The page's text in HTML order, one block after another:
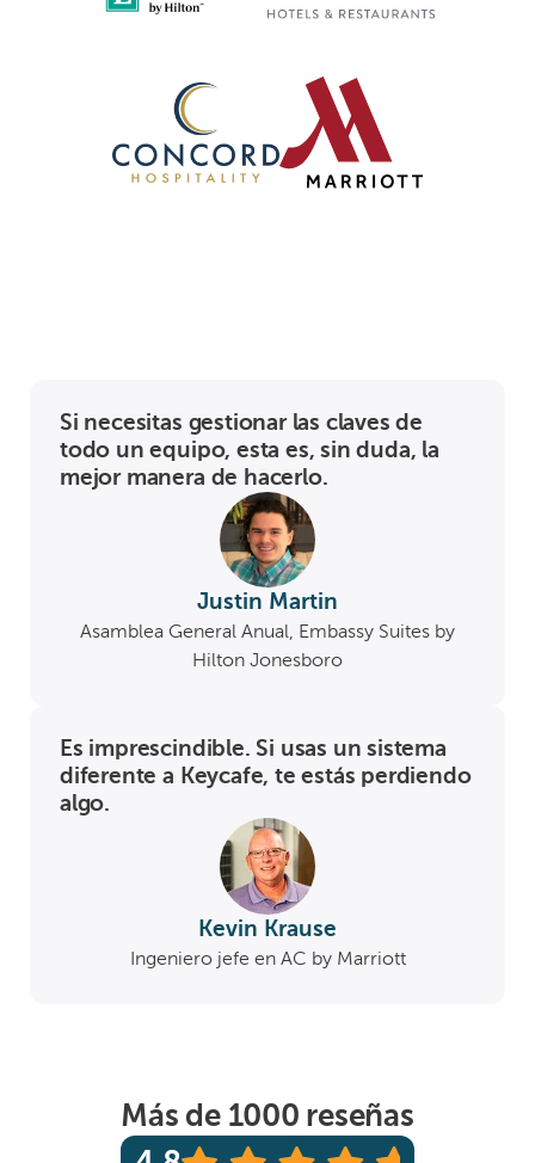
Si necesitas gestionar las claves de
todo un equipo, esta es, sin duda, la
mejor manera de hacerlo.
Justin Martin
Asamblea General Anual, Embassy Suites by
Hilton Jonesboro
Es imprescindible. Si usas un sistema
diferente a Keycafe, te estás perdiendo
algo.
Kevin Krause
Ingeniero jefe en AC by Marriott
Más de 1000 reseñas